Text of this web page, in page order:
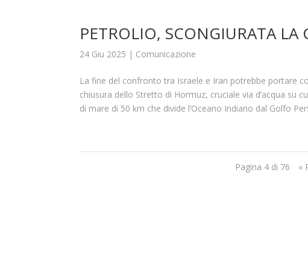
PETROLIO, SCONGIURATA
24 Giu 2025 | Comunicazione
La fine del confronto tra Israele e Iran potrebbe portare
chiusura dello Stretto di Hormuz, cruciale via d’acqua su
di mare di 50 km che divide l’Oceano Indiano dal Golfo
Pagina 4 di 76 «